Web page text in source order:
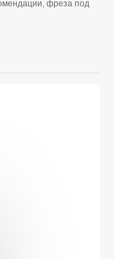
фреза под